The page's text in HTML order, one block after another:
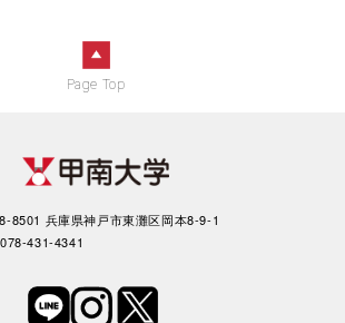
Page Top
8501 兵庫県神戸市東灘区岡本8-9-1
431-4341